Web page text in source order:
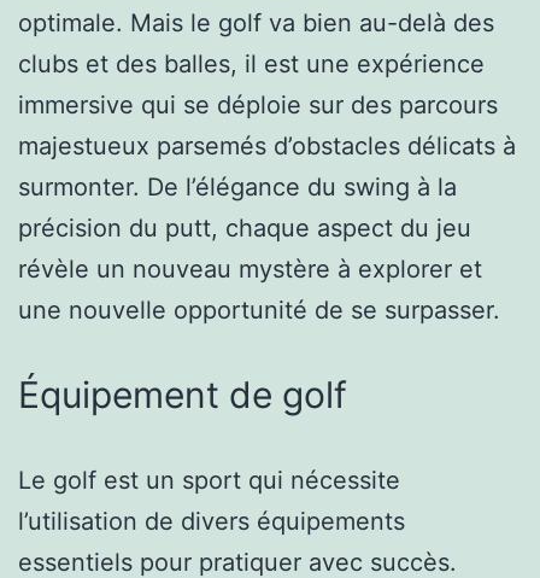
optimale. Mais le golf va bien au-delà des
clubs et des balles, il est une expérience
immersive qui se déploie sur des parcours
majestueux parsemés d’obstacles délicats à
surmonter. De l’élégance du swing à la
précision du putt, chaque aspect du jeu
révèle un nouveau mystère à explorer et
une nouvelle opportunité de se surpasser.
Équipement de golf
Le golf est un sport qui nécessite
l’utilisation de divers équipements
essentiels pour pratiquer avec succès.